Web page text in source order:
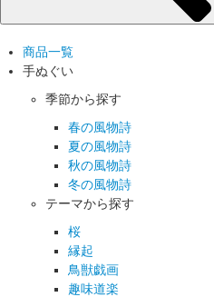
商品一覧
手ぬぐい
季節から探す
春の風物詩
夏の風物詩
秋の風物詩
冬の風物詩
テーマから探す
桜
縁起
鳥獣戯画
趣味道楽